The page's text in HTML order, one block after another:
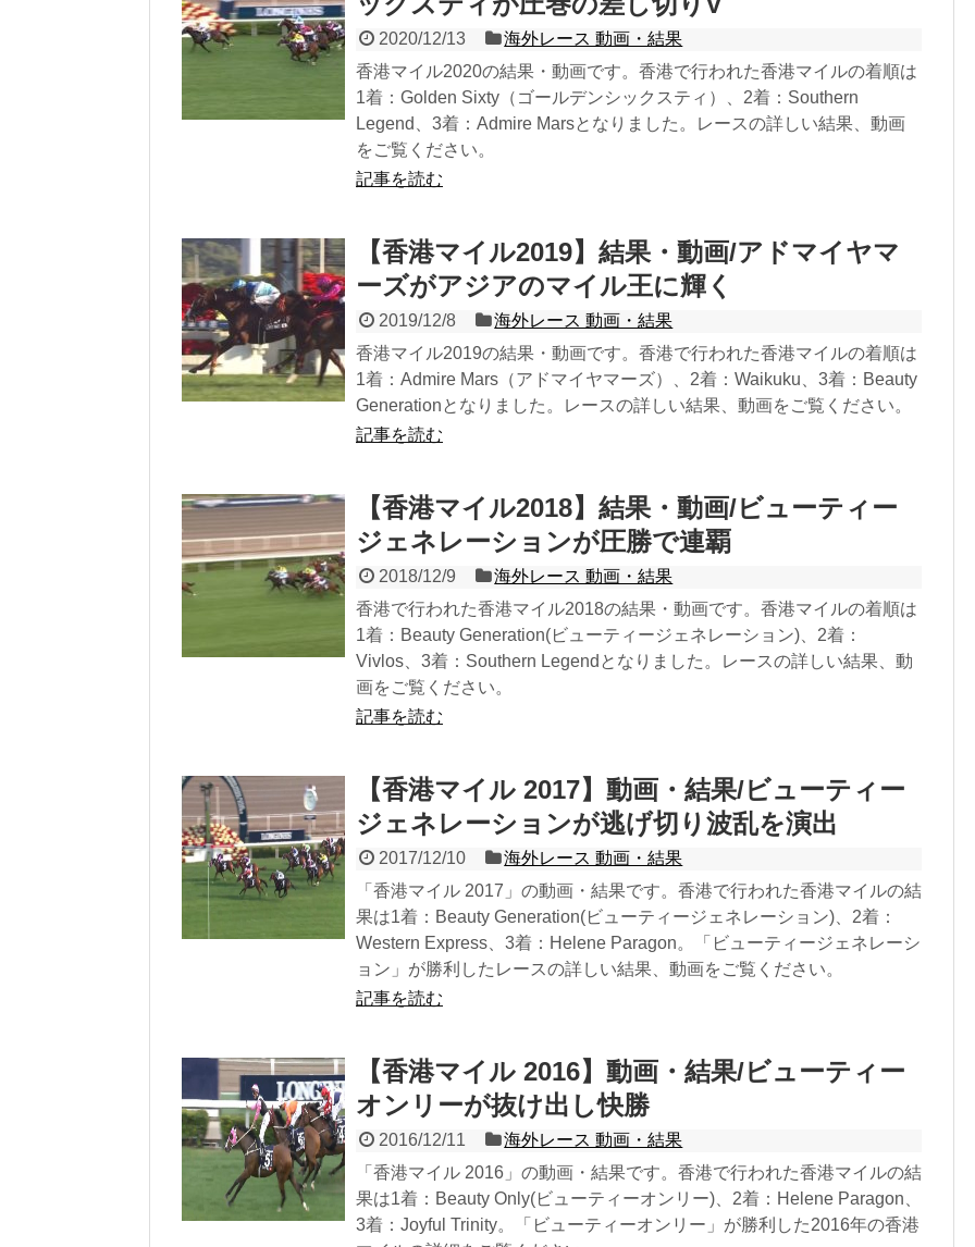
2020/12/13
海外レース 動画・結果
香港マイル2020の結果・動画です。香港で行われた香港マイルの着順は
1着：Golden Sixty（ゴールデンシックスティ）、2着：Southern
Legend、3着：Admire Marsとなりました。レースの詳しい結果、動画
をご覧ください。
記事を読む
【香港マイル2019】結果・動画/アドマイヤマ
ーズがアジアのマイル王に輝く
2019/12/8
海外レース 動画・結果
香港マイル2019の結果・動画です。香港で行われた香港マイルの着順は
1着：Admire Mars（アドマイヤマーズ）、2着：Waikuku、3着：Beauty
Generationとなりました。レースの詳しい結果、動画をご覧ください。
記事を読む
【香港マイル2018】結果・動画/ビューティー
ジェネレーションが圧勝で連覇
2018/12/9
海外レース 動画・結果
香港で行われた香港マイル2018の結果・動画です。香港マイルの着順は
1着：Beauty Generation(ビューティージェネレーション)、2着：
Vivlos、3着：Southern Legendとなりました。レースの詳しい結果、動
画をご覧ください。
記事を読む
【香港マイル 2017】動画・結果/ビューティー
ジェネレーションが逃げ切り波乱を演出
2017/12/10
海外レース 動画・結果
「香港マイル 2017」の動画・結果です。香港で行われた香港マイルの結
果は1着：Beauty Generation(ビューティージェネレーション)、2着：
Western Express、3着：Helene Paragon。「ビューティージェネレーシ
ョン」が勝利したレースの詳しい結果、動画をご覧ください。
記事を読む
【香港マイル 2016】動画・結果/ビューティー
オンリーが抜け出し快勝
2016/12/11
海外レース 動画・結果
「香港マイル 2016」の動画・結果です。香港で行われた香港マイルの結
果は1着：Beauty Only(ビューティーオンリー)、2着：Helene Paragon、
3着：Joyful Trinity。「ビューティーオンリー」が勝利した2016年の香港